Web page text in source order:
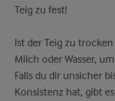
Teig zu fest!
Ist der Teig zu
Milch oder Wasser,
Falls du dir unsicher
Konsistenz hat, gibt